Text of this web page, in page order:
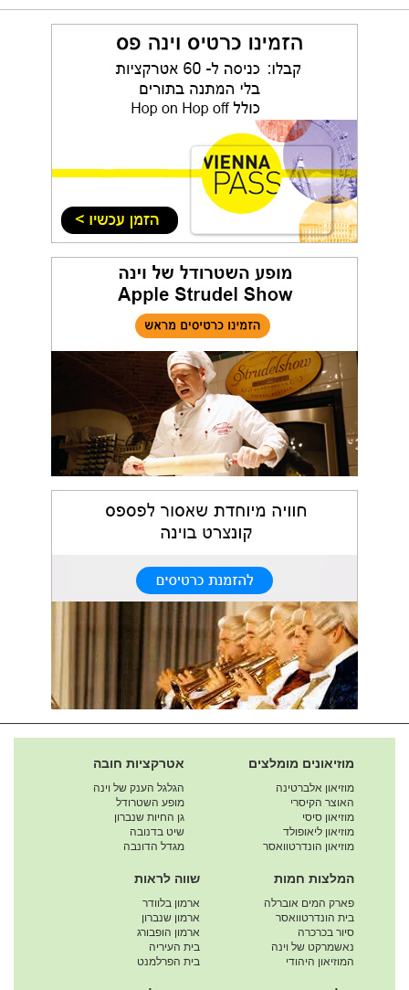
מוזיאונים מומלצים
מוזיאון אלברטינה
האוצר הקיסרי
מוזיאון סיסי
מוזיאון ליאופולד
מוזיאון הונדרטוואסר
אטרקציות חובה
הגלגל הענק של וינה
מופע השטרודל
גן החיות שנברון
שיט בדנובה
מגדל הדונבה
המלצות חמות
פארק המים אוברלה
בית הונדרטוואסר
סיור בכרכרה
נאשמרקט של וינה
המוזיאון היהודי
שווה לראות
ארמון בלוודר
ארמון שנברון
ארמון הופבורג
בית העיריה
בית הפרלמנט